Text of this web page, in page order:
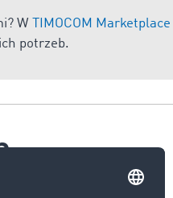
W TIMOCOM Marketplace
potrzeb.
towary.